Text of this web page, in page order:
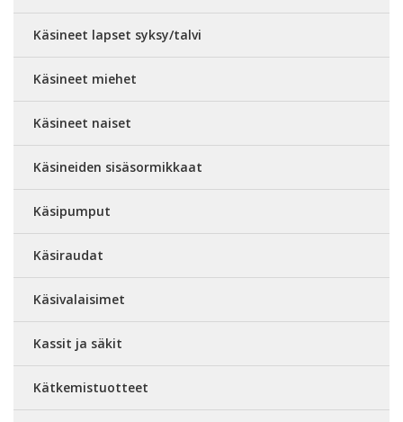
Käsineet lapset syksy/talvi
Käsineet miehet
Käsineet naiset
Käsineiden sisäsormikkaat
Käsipumput
Käsiraudat
Käsivalaisimet
Kassit ja säkit
Kätkemistuotteet